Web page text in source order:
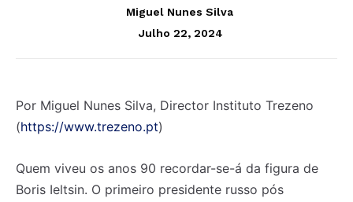
Miguel Nunes Silva
Julho 22, 2024
Por Miguel Nunes Silva, Director Instituto Trezeno
(https://www.trezeno.pt)
Quem viveu os anos 90 recordar-se-á da figura de
Boris Ieltsin. O primeiro presidente russo pós